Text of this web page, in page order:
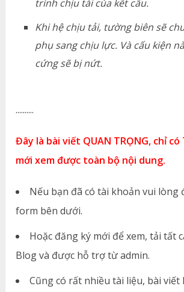
trình chịu tải của kết cấu.
Khi hệ chịu tải, tường biên sẽ
phụ sang chịu lực. Và cấu kiện
cứng sẽ bị nứt.
..........
Đây là bài viết QUAN TRỌNG, chỉ có
mới xem được toàn bộ nội dung.
Nếu bạn đã có tài khoản vui lòng
form bên dưới.
Hoặc đăng ký mới để xem, tải tất
Blog và được hỗ trợ từ admin.
Cũng có rất nhiều tài liệu, bài viết